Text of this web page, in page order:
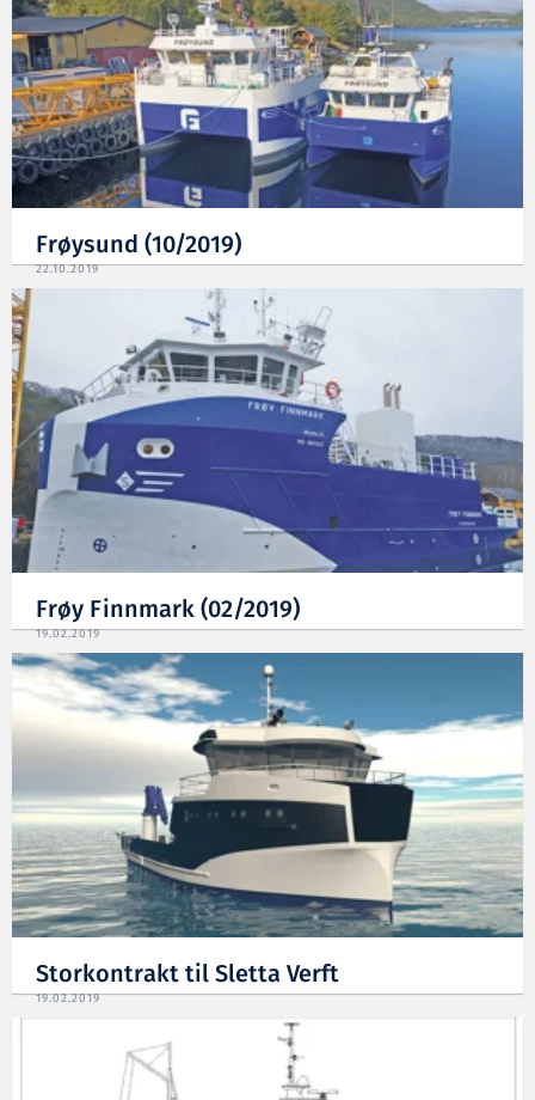
Frøysund (10/2019)
22.10.2019
Frøy Finnmark (02/2019)
19.02.2019
Storkontrakt til Sletta Verft
19.02.2019